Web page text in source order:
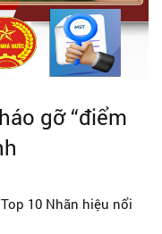
gỡ “điểm
10 Nhãn hiệu nổi